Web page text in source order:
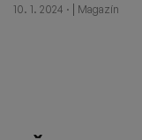
10. 1. 2024 · | Magazín